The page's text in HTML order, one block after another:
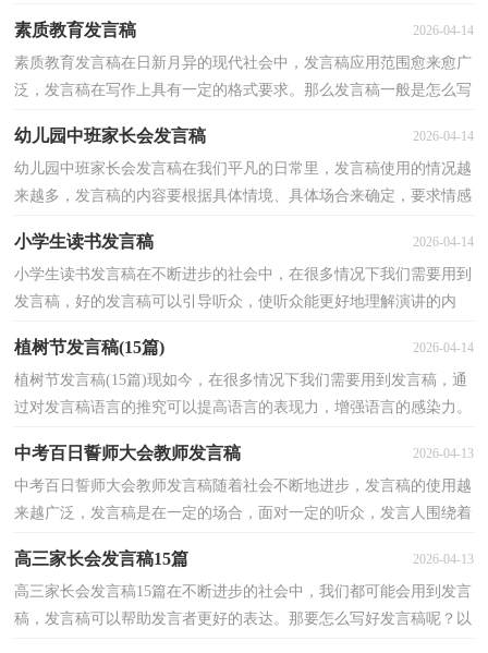
素质教育发言稿 2026-04-14
素质教育发言稿在日新月异的现代社会中，发言稿应用范围愈来愈广
泛，发言稿在写作上具有一定的格式要求。那么发言稿一般是怎么写
幼儿园中班家长会发言稿 2026-04-14
幼儿园中班家长会发言稿在我们平凡的日常里，发言稿使用的情况越
来越多，发言稿的内容要根据具体情境、具体场合来确定，要求情感
小学生读书发言稿 2026-04-14
小学生读书发言稿在不断进步的社会中，在很多情况下我们需要用到
发言稿，好的发言稿可以引导听众，使听众能更好地理解演讲的内
植树节发言稿(15篇) 2026-04-14
植树节发言稿(15篇)现如今，在很多情况下我们需要用到发言稿，通
过对发言稿语言的推究可以提高语言的表现力，增强语言的感染力。
中考百日誓师大会教师发言稿 2026-04-13
中考百日誓师大会教师发言稿随着社会不断地进步，发言稿的使用越
来越广泛，发言稿是在一定的场合，面对一定的听众，发言人围绕着
高三家长会发言稿15篇 2026-04-13
高三家长会发言稿15篇在不断进步的社会中，我们都可能会用到发言
稿，发言稿可以帮助发言者更好的表达。那要怎么写好发言稿呢？以